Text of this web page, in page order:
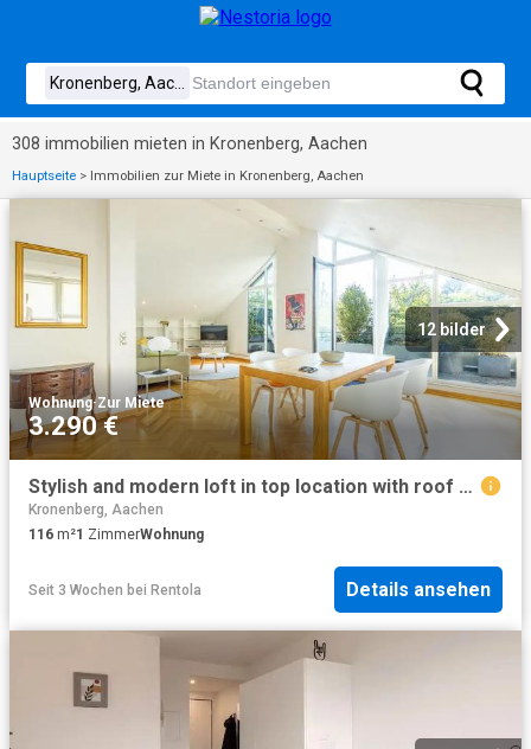
308 immobilien mieten in Kronenberg, Aachen
Hauptseite > Immobilien zur Miete in Kronenberg, Aachen
12 bilder
Wohnung·Zur Miete
3.290 €
Stylish and modern loft in top location with roof garden, Aachen, Aachen Amsterdam Apartments for Rent
Kronenberg, Aachen
116 m²1 ZimmerWohnung
Seit 3 Wochen bei Rentola Details ansehen